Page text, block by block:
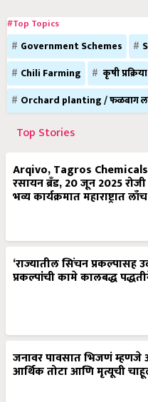
#Top Topics
Government Schemes
Chili Farming
कृषी प्रक्रिया
Orchard planting / फळबाग
Top Stories
Arqivo, Tagros Chemicals
रसायन ब्रँड, 20 जून 2025
भव्य कार्यक्रमात महाराष्ट्रात
‘राज्यातील सिंचन प्रकल्पासह
प्रकल्पांची कामे कालबद्ध
जनावर पावसात भिजणं म्हणजे
आर्थिक तोटा आणि मृत्यूची